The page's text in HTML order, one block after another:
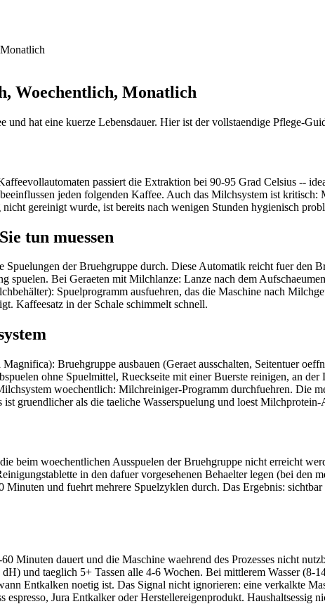
Woechentlich, Monatlich
hat eine kuerze Lebensdauer. Hier ist der vollstaendige Pflege-
passiert die Extraktion bei 90-95 Grad Celsius --
jeden folgenden Kaffee. Auch das Milchsystem ist kritisch:
gereinigt wurde, ist bereits nach wenigen Stunden hygienisch
tun muessen
der Bruehgruppe durch. Diese Automatik reicht fuer den
Bei Geraeten mit Milchlanze: Lanze nach dem
Spuelprogramm ausfuehren, das die Maschine nach
Kaffeesatz in der Schale schimmelt schnell.
Bruehgruppe ausbauen (Geraet ausschalten, Seitentuer
ohne Spuelmittel, Rueckseite mit einer Buerste reinigen, an
woechentlich: Milchreiniger-Programm durchfuehren. Die
gruendlicher als die taeliche Wasserspuelung und loest
beim woechentlichen Ausspuelen der Bruehgruppe nicht erreicht
in den dafuer vorgesehenen Behaelter legen (bei den
und fuehrt mehrere Spuelzyklen durch. Das Ergebnis:
Minuten dauert und die Maschine waehrend des Prozesses nicht
und taeglich 5+ Tassen alle 4-6 Wochen. Bei mittlerem Wasser (8-
Entkalken noetig ist. Das Signal nicht ignorieren: eine verkalkte
Jura Entkalker oder Herstellereigenprodukt. Haushaltsessig